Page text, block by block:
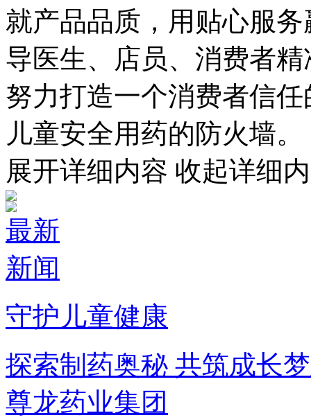
就产品品质，用贴心服
导医生、店员、消费者
努力打造一个消费者信
儿童安全用药的防火墙。
展开详细内容 收起详细
最新
新闻
守护儿童健康
探索制药奥秘 共筑成长
尊龙药业集团